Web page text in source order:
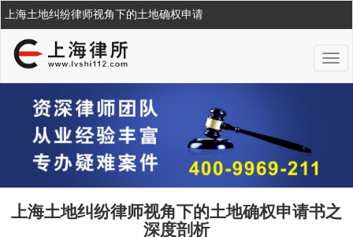
上海土地纠纷律师视角下的土地确权申请
上海土地纠纷律师视角下的土地确权申请书之
深度剖析